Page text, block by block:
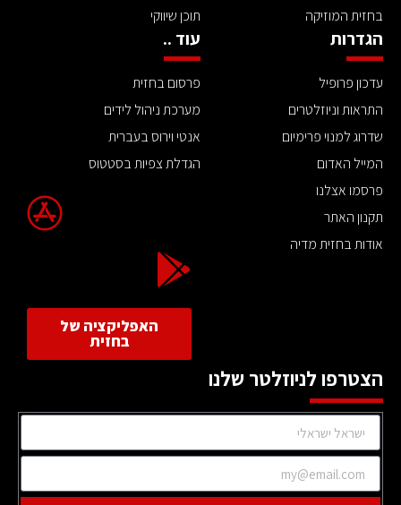
בחזית המוזיקה
תוכן שיווקי
הגדרות
עדכון פרופיל
התראות וניוזלטרים
שדרוג למנוי פרימיום
המייל האדום
פרסמו אצלנו
תקנון האתר
אודות בחזית מדיה
עוד ..
פרסום בחזית
מערכת ניהול לידים
אנטי וירוס בעברית
הגדלת צפיות בסטטוס
האפליקציה של
בחזית
הצטרפו לניוזלטר שלנו